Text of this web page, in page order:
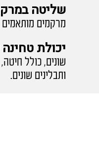
שליטה
מרקמים מותאמים
יכולת
שונים, כולל
ותבלינים שונים.